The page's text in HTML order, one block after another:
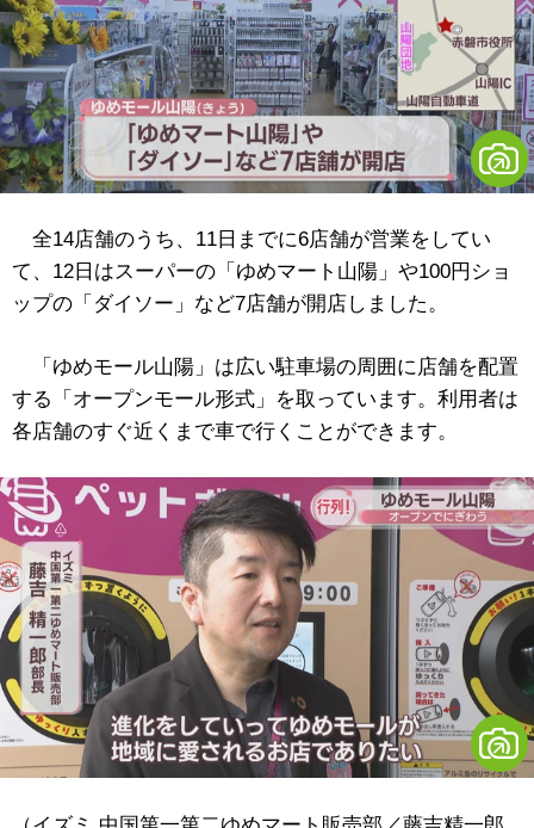
全14店舗のうち、11日までに6店舗が営業をしてい
て、12日はスーパーの「ゆめマート山陽」や100円ショ
ップの「ダイソー」など7店舗が開店しました。
「ゆめモール山陽」は広い駐車場の周囲に店舗を配置
する「オープンモール形式」を取っています。利用者は
各店舗のすぐ近くまで車で行くことができます。